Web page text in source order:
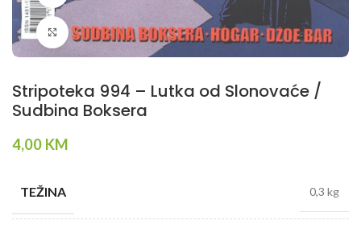
Klikni da povečaš
Stripoteka 994 – Lutka od Slonovaće /
Sudbina Boksera
4,00 KM
TEŽINA 0,3 kg